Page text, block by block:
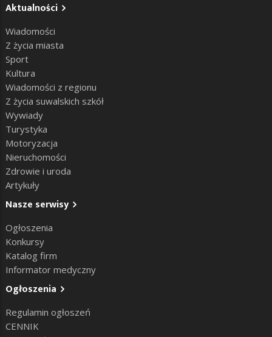
Aktualności
Wiadomości
Z życia miasta
Sport
Kultura
Wiadomości z regionu
Z życia suwalskich szkół
Wywiady
Turystyka
Motoryzacja
Nieruchomości
Zdrowie i uroda
Artykuły
Nasze serwisy
Ogłoszenia
Konkursy
Katalog firm
Informator medyczny
Ogłoszenia
Regulamin ogłoszeń
CENNIK